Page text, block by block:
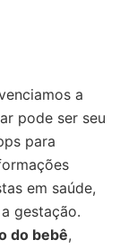
a
pode ser seu
para
em saúde,
gestação.
do bebê,